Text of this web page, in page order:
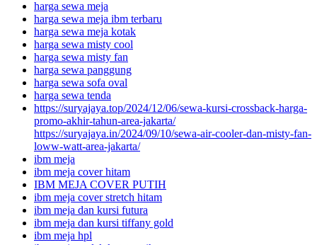
harga sewa meja
harga sewa meja ibm terbaru
harga sewa meja kotak
harga sewa misty cool
harga sewa misty fan
harga sewa panggung
harga sewa sofa oval
harga sewa tenda
https://suryajaya.top/2024/12/06/sewa-kursi-crossback-harga-
promo-akhir-tahun-area-jakarta/
https://suryajaya.in/2024/09/10/sewa-air-cooler-dan-misty-fan-
loww-watt-area-jakarta/
ibm meja
ibm meja cover hitam
IBM MEJA COVER PUTIH
ibm meja cover stretch hitam
ibm meja dan kursi futura
ibm meja dan kursi tiffany gold
ibm meja hpl